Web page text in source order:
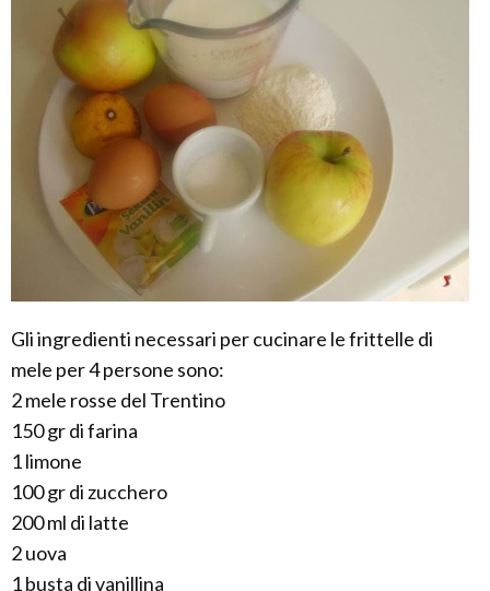
Gli ingredienti necessari per cucinare le frittelle di
mele per 4 persone sono:
2 mele rosse del Trentino
150 gr di farina
1 limone
100 gr di zucchero
200 ml di latte
2 uova
1 busta di vanillina